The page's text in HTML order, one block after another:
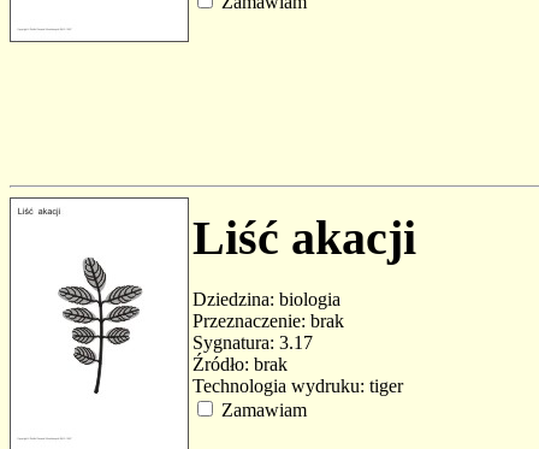
Liść akacji
Dziedzina: biologia
Przeznaczenie: brak
Sygnatura: 3.17
Źródło: brak
Technologia wydruku: tiger
Zamawiam